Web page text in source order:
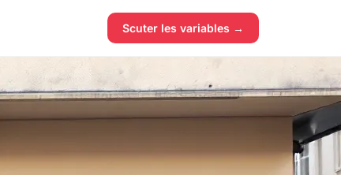
Scuter les variables →